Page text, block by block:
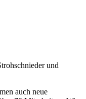
und
auch neue